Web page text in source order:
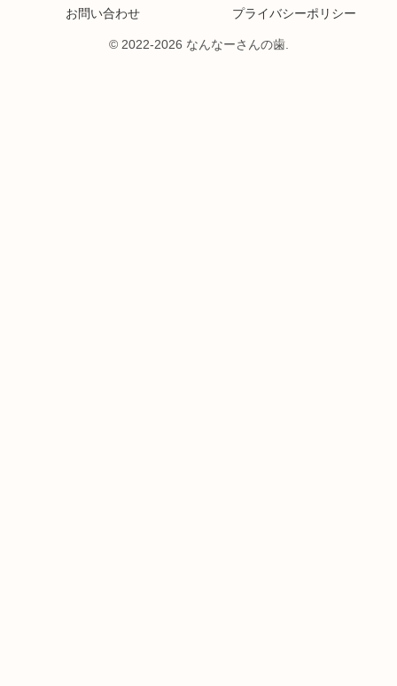
お問い合わせ
プライバシーポリシー
© 2022-2026 なんなーさんの歯.